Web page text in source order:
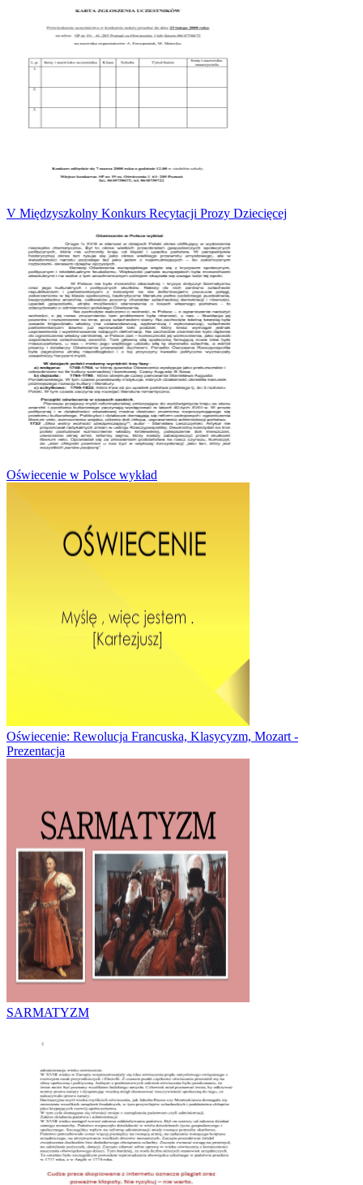
V Międzyszkolny Konkurs Recytacji Prozy Dziecięcej
Oświecenie w Polsce wykład
Oświecenie: Rewolucja Francuska, Klasycyzm, Mozart -
Prezentacja
SARMATYZM